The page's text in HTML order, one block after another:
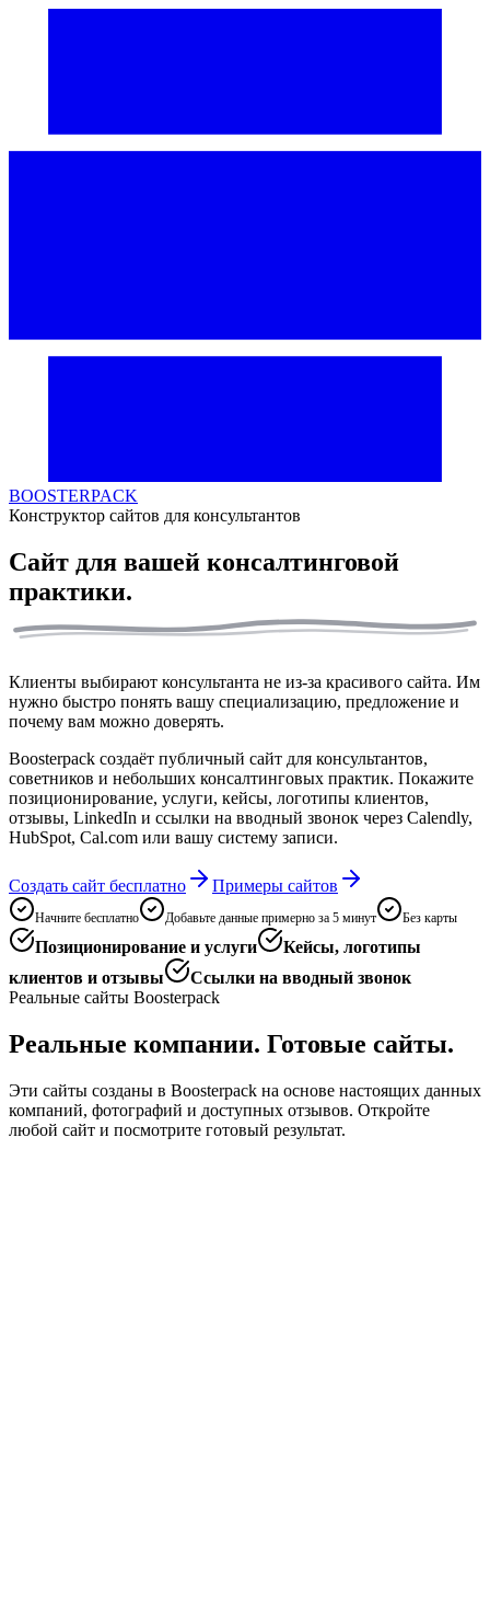
BOOSTERPACK
Конструктор сайтов для консультантов
Сайт для вашей консалтинговой
практики.
Клиенты выбирают консультанта не из-за красивого сайта. Им
нужно быстро понять вашу специализацию, предложение и
почему вам можно доверять.
Boosterpack создаёт публичный сайт для консультантов,
советников и небольших консалтинговых практик. Покажите
позиционирование, услуги, кейсы, логотипы клиентов,
отзывы, LinkedIn и ссылки на вводный звонок через Calendly,
HubSpot, Cal.com или вашу систему записи.
Создать сайт бесплатно Примеры сайтов
Начните бесплатно Добавьте данные примерно за 5 минут Без карты
Позиционирование и услуги
Кейсы, логотипы
клиентов и отзывы
Ссылки на вводный звонок
Реальные сайты Boosterpack
Реальные компании. Готовые сайты.
Эти сайты созданы в Boosterpack на основе настоящих данных
компаний, фотографий и доступных отзывов. Откройте
любой сайт и посмотрите готовый результат.